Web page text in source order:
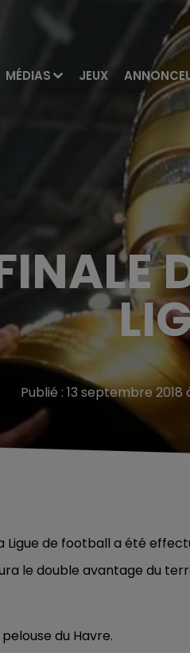
MÉDIAS JEUX
Publié : 13 septembre 2018
Ligue de football a été
le double avantage du
du Havre.